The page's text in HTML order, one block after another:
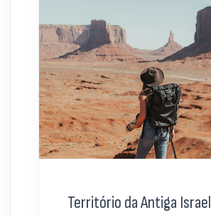
Território da Antiga Israel